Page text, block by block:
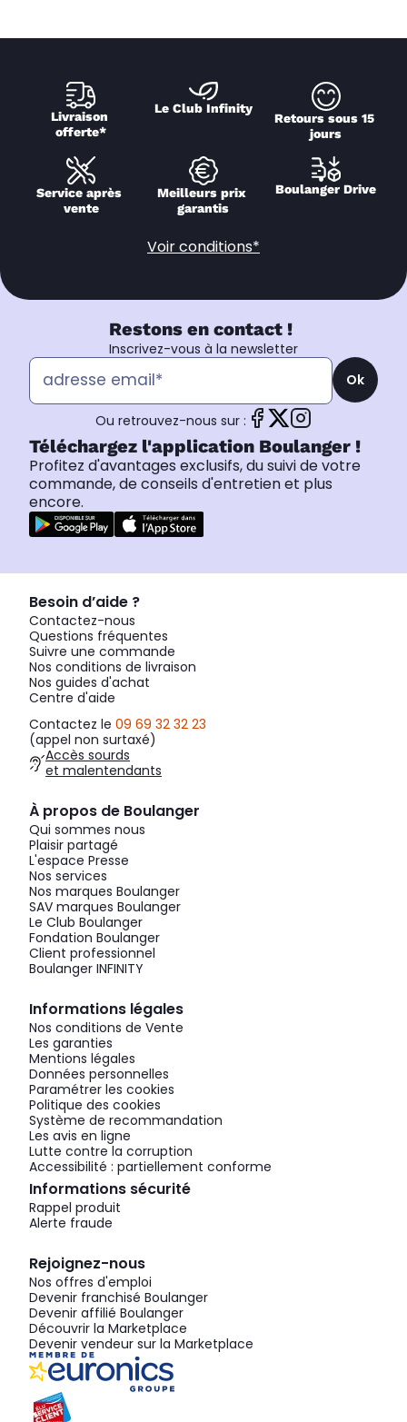
Livraison
offerte*
Le Club Infinity
Retours sous 15
jours
Service après
vente
Meilleurs prix
garantis
Boulanger Drive
Voir conditions*
Restons en contact !
Inscrivez-vous à la newsletter
Ok
Ou retrouvez-nous sur :
Téléchargez l'application Boulanger !
Profitez d'avantages exclusifs, du suivi de votre
commande, de conseils d'entretien et plus
encore.
Besoin d’aide ?
Contactez-nous
Questions fréquentes
Suivre une commande
Nos conditions de livraison
Nos guides d'achat
Centre d'aide
Contactez le 09 69 32 32 23
(appel non surtaxé)
Accès sourds
et malentendants
À propos de Boulanger
Qui sommes nous
Plaisir partagé
L'espace Presse
Nos services
Nos marques Boulanger
SAV marques Boulanger
Le Club Boulanger
Fondation Boulanger
Client professionnel
Boulanger INFINITY
Informations légales
Nos conditions de Vente
Les garanties
Mentions légales
Données personnelles
Paramétrer les cookies
Politique des cookies
Système de recommandation
Les avis en ligne
Lutte contre la corruption
Accessibilité : partiellement conforme
Informations sécurité
Rappel produit
Alerte fraude
Rejoignez-nous
Nos offres d'emploi
Devenir franchisé Boulanger
Devenir affilié Boulanger
Découvrir la Marketplace
Devenir vendeur sur la Marketplace